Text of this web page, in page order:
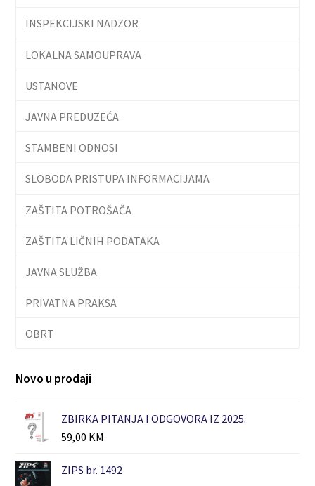
INSPEKCIJSKI NADZOR
LOKALNA SAMOUPRAVA
USTANOVE
JAVNA PREDUZEĆA
STAMBENI ODNOSI
SLOBODA PRISTUPA INFORMACIJAMA
ZAŠTITA POTROŠAČA
ZAŠTITA LIČNIH PODATAKA
JAVNA SLUŽBA
PRIVATNA PRAKSA
OBRT
Novo u prodaji
ZBIRKA PITANJA I ODGOVORA IZ 2025.
59,00 KM
ZIPS br. 1492